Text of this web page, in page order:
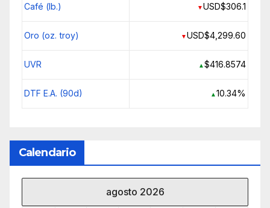
Café (lb.) ▼USD$306.1
Oro (oz. troy) ▼USD$4,299.60
UVR ▲$416.8574
DTF E.A. (90d) ▲10.34%
Calendario
agosto 2026